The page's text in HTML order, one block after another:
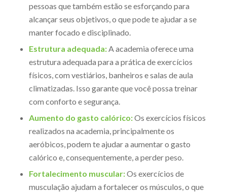
pessoas que também estão se esforçando para
alcançar seus objetivos, o que pode te ajudar a se
manter focado e disciplinado.
Estrutura adequada:A academia oferece uma
estrutura adequada para a prática de exercícios
físicos, com vestiários, banheiros e salas de aula
climatizadas. Isso garante que você possa treinar
com conforto e segurança.
Aumento do gasto calórico:Os exercícios físicos
realizados na academia, principalmente os
aeróbicos, podem te ajudar a aumentar o gasto
calórico e, consequentemente, a perder peso.
Fortalecimento muscular:Os exercícios de
musculação ajudam a fortalecer os músculos, o que